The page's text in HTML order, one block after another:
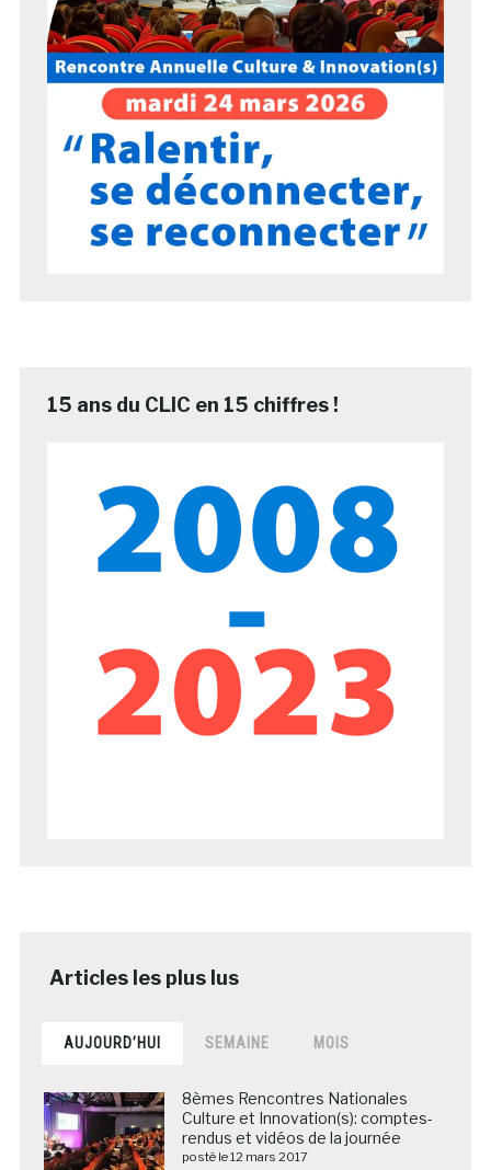
15 ans du CLIC en 15 chiffres !
AUJOURD’HUI SEMAINE MOIS
8èmes Rencontres Nationales
Culture et Innovation(s): comptes-
rendus et vidéos de la journée
posté le 12 mars 2017